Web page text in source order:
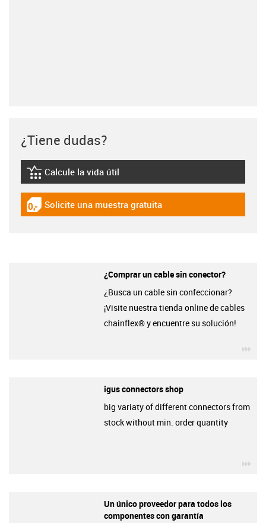
¿Tiene dudas?
igus-icon-lebensdauerrechner
Calcule la vida útil
igus-icon-gratismuster
Solicite una muestra gratuita
¿Comprar un cable sin conector?
¿Busca un cable sin confeccionar?
¡Visite nuestra tienda online de cables
chainflex® y encuentre su solución!
igus connectors shop
big variaty of different connectors from
stock without min. order quantity
Un único proveedor para todos los
componentes con garantía